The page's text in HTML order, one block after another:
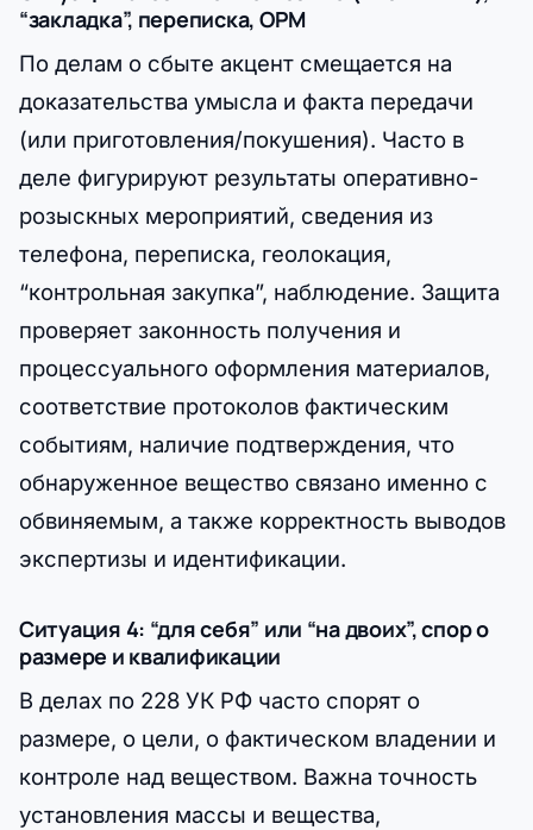
“закладка”, переписка, ОРМ
По делам о сбыте акцент смещается на
доказательства умысла и факта передачи
(или приготовления/покушения). Часто в
деле фигурируют результаты оперативно-
розыскных мероприятий, сведения из
телефона, переписка, геолокация,
“контрольная закупка”, наблюдение. Защита
проверяет законность получения и
процессуального оформления материалов,
соответствие протоколов фактическим
событиям, наличие подтверждения, что
обнаруженное вещество связано именно с
обвиняемым, а также корректность выводов
экспертизы и идентификации.
Ситуация 4: “для себя” или “на двоих”, спор о
размере и квалификации
В делах по 228 УК РФ часто спорят о
размере, о цели, о фактическом владении и
контроле над веществом. Важна точность
установления массы и вещества,